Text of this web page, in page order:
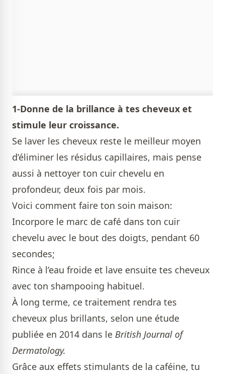
1-Donne de la brillance à tes cheveux et
stimule leur croissance.
Se laver les cheveux reste le meilleur moyen
d’éliminer les résidus capillaires, mais pense
aussi à nettoyer ton cuir chevelu en
profondeur, deux fois par mois.
Voici comment faire ton soin maison:
Incorpore le marc de café dans ton cuir
chevelu avec le bout des doigts, pendant 60
secondes;
Rince à l’eau froide et lave ensuite tes cheveux
avec ton shampooing habituel.
À long terme, ce traitement rendra tes
cheveux plus brillants, selon une étude
publiée en 2014 dans le British Journal of
Dermatology.
Grâce aux effets stimulants de la caféine, tu